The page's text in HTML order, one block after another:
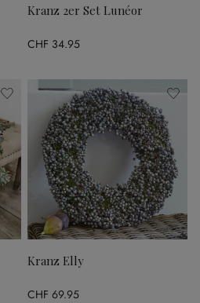
Kranz 2er Set Lunéor
CHF 34.95
Kranz Elly
CHF 69.95